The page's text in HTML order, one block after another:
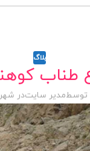
بلاگ
طناب
توسطمدیر سایتدر شهریور